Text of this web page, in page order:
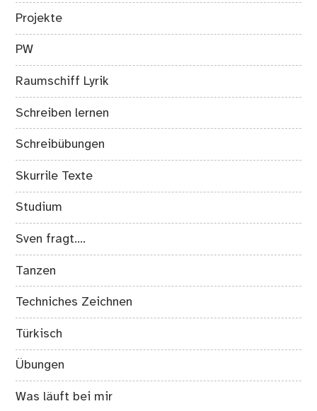
Projekte
PW
Raumschiff Lyrik
Schreiben lernen
Schreibübungen
Skurrile Texte
Studium
Sven fragt….
Tanzen
Techniches Zeichnen
Türkisch
Übungen
Was läuft bei mir